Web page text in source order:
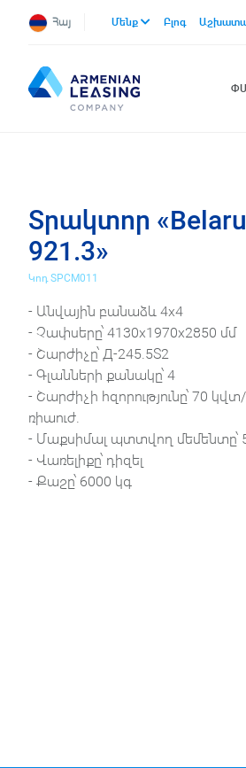
Հայ Մենք Բլոգ
Տրակտոր
921.3»
Կոդ SPCM011
- Անվային բանաձև 4х4
- Չափսերը՝ 4130x1970x2850 մմ
- Շարժիչը՝ Д-245.5S2
- Գլանների քանակը՝ 4
- Շարժիչի հզորությունը՝ 70
ռիաուժ.
- Մաքսիմալ պտտվող մեմենտը՝
- Վառելիքը՝ դիզել
- Քաշը՝ 6000 կգ